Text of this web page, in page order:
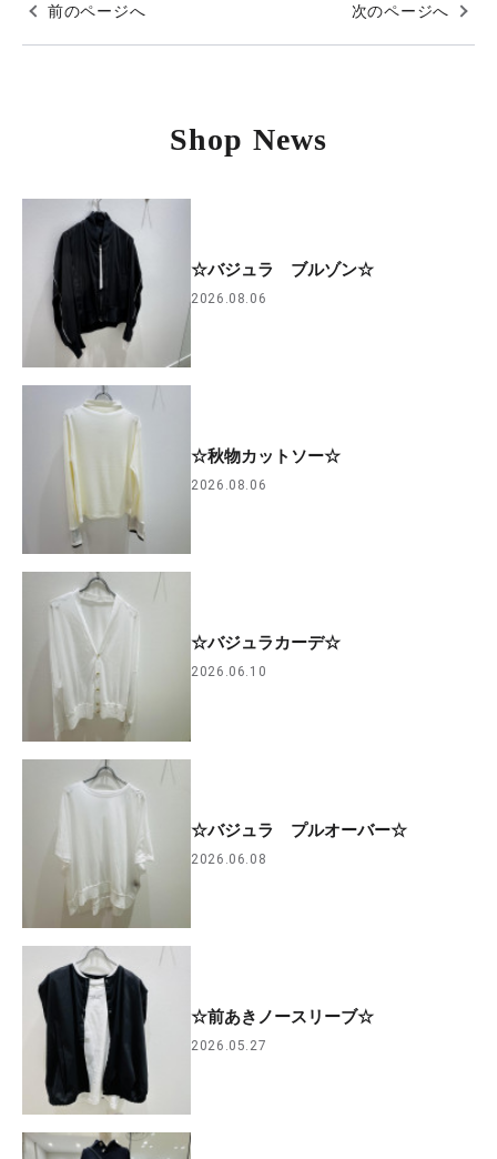
前のページへ 次のページへ
Shop News
☆バジュラ ブルゾン☆
2026.08.06
☆秋物カットソー☆
2026.08.06
☆バジュラカーデ☆
2026.06.10
☆バジュラ プルオーバー☆
2026.06.08
☆前あきノースリーブ☆
2026.05.27